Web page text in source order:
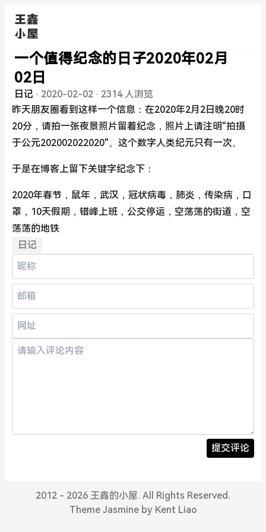
一个值得纪念的日子2020年02月
02日
日记 · 2020-02-02 · 2314 人浏览
昨天朋友圈看到这样一个信息：在2020年2月2日晚20时
20分，请拍一张夜景照片留着纪念，照片上请注明"拍摄
于公元202002022020"。这个数字人类纪元只有一次。
于是在博客上留下关键字纪念下：
2020年春节，鼠年，武汉，冠状病毒，肺炎，传染病，口
罩，10天假期，错峰上班，公交停运，空荡荡的街道，空
荡荡的地铁
日记
提交评论
2012 - 2026 王鑫的小屋. All Rights Reserved.
Theme Jasmineby Kent Liao